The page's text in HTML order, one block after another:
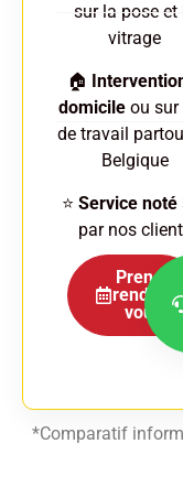
sur la pose et
vitrage
🏠
domicile ou sur
de travail
Belgique
⭐ Service noté
par nos
Prenez
rendez-
vous
*Comparatif